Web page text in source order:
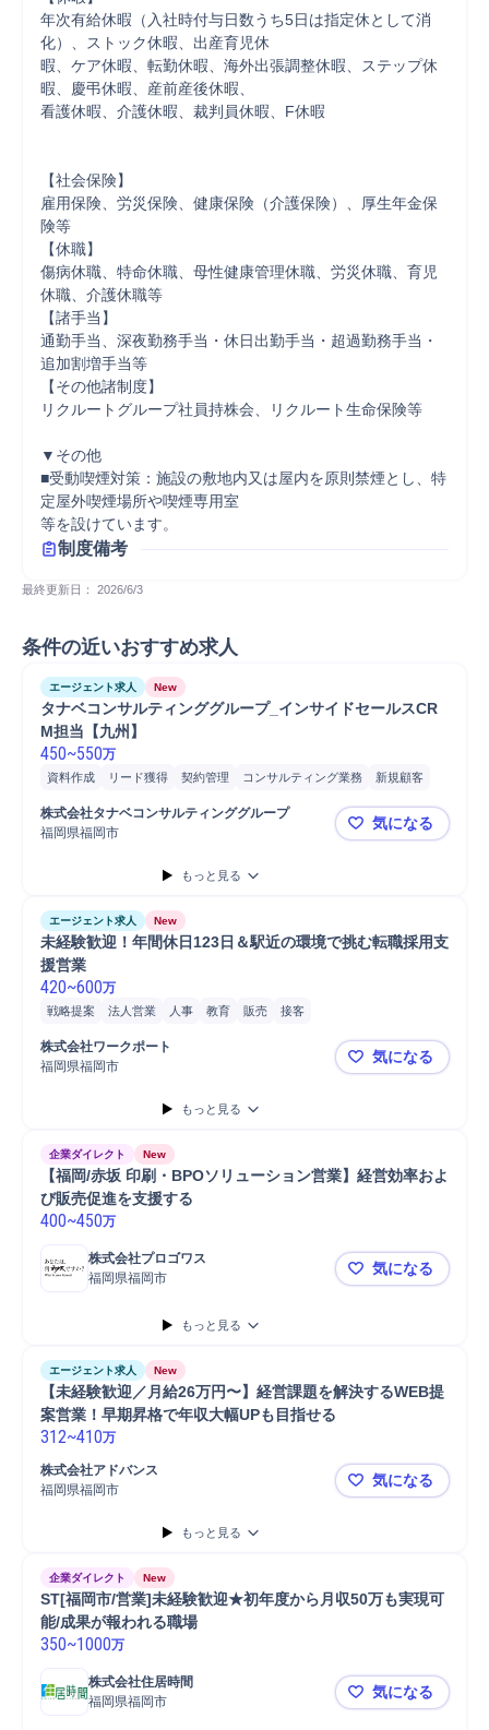
年次有給休暇（入社時付与日数うち5日は指定休として消
化）、ストック休暇、出産育児休
暇、ケア休暇、転勤休暇、海外出張調整休暇、ステップ休
暇、慶弔休暇、産前産後休暇、
看護休暇、介護休暇、裁判員休暇、F休暇
【社会保険】
雇用保険、労災保険、健康保険（介護保険）、厚生年金保
険等
【休職】
傷病休職、特命休職、母性健康管理休職、労災休職、育児
休職、介護休職等
【諸手当】
通勤手当、深夜勤務手当・休日出勤手当・超過勤務手当・
追加割増手当等
【その他諸制度】
リクルートグループ社員持株会、リクルート生命保険等
▼その他
■受動喫煙対策：施設の敷地内又は屋内を原則禁煙とし、特
定屋外喫煙場所や喫煙専用室
制度備考
最終更新日： 2026/6/3
条件の近いおすすめ求人
エージェント求人 New
タナベコンサルティンググループ_インサイドセールスCR
M担当【九州】
450~550万
資料作成 リード獲得 契約管理 コンサルティング業務
新規顧客
商談
MA/CRM 教育
コンサルタント
株式会社タナベコンサルティンググループ
福岡県福岡市
タナベコン
気になる
もっと見る
エージェント求人 New
未経験歓迎！年間休日123日＆駅近の環境で挑む転職採用支
援営業
420~600万
戦略提案 法人営業 人事 教育 販売 接客
株式会社ワークポート
福岡県福岡市
未経験歓迎
気になる
もっと見る
企業ダイレクト New
【福岡/赤坂 印刷・BPOソリューション営業】経営効率およ
び販売促進を支援する
400~450万
株式会社プロゴワス
福岡県福岡市
【福岡/赤坂
気になる
もっと見る
エージェント求人 New
【未経験歓迎／月給26万円〜】経営課題を解決するWEB提
案営業！早期昇格で年収大幅UPも目指せる
312~410万
株式会社アドバンス
福岡県福岡市
【未経験歓
気になる
もっと見る
企業ダイレクト New
ST[福岡市/営業]未経験歓迎★初年度から月収50万も実現可
能/成果が報われる職場
350~1000万
株式会社住居時間
福岡県福岡市
ST[福岡市/
気になる